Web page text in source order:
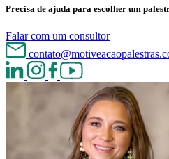
Precisa de ajuda para escolher um
Falar com um consultor